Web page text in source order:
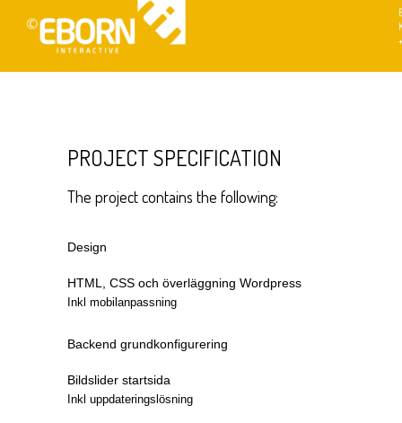
PROJECT SPECIFICATION
The project contains the following:
Design
HTML, CSS och överläggning Wordpress
Inkl mobilanpassning
Backend grundkonfigurering
Bildslider startsida
Inkl uppdateringslösning